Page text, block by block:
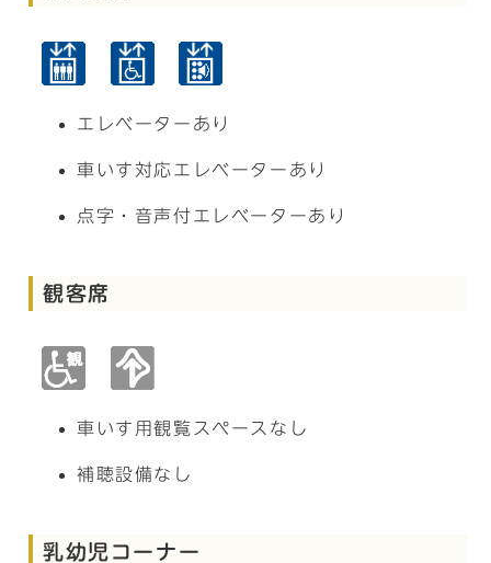
エレベーターあり
車いす対応エレベーターあり
点字・音声付エレベーターあり
観客席
車いす用観覧スペースなし
補聴設備なし
乳幼児コーナー